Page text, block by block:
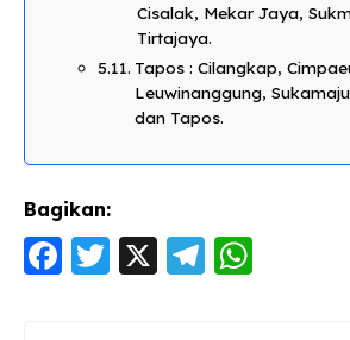
Cisalak, Mekar Jaya,
Tirtajaya.
Tapos : Cilangkap,
Leuwinanggung,
dan Tapos.
Bagikan:
F
T
X
T